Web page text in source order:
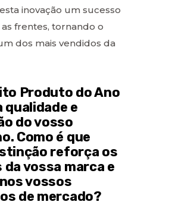
inovação um sucesso
frentes, tornando o
dos mais vendidos da
Produto do Ano
qualidade e
do vosso
Como é que
reforça os
da vossa marca e
vossos
de mercado?